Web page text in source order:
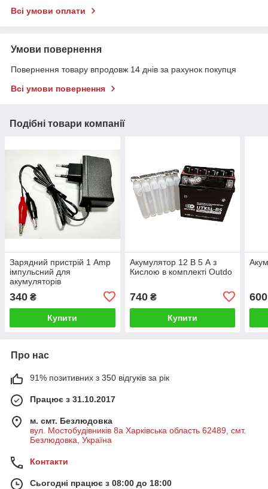
Всі умови оплати
Умови повернення
Повернення товару впродовж 14 днів за рахунок покупця
Всі умови повернення
Подібні товари компанії
Зарядний пристрій 1 Amp
імпульсний для
акумуляторів
340 ₴
Купити
Акумулятор 12 В 5 А з
Кислою в комплекті Outdo
740₴
Купити
600
Про нас
91% позитивних з 350 відгуків за рік
Працює з 31.10.2017
м. смт. Безлюдовка
вул. Мостобудівників 8а Харківська область 62489, смт.
Безлюдовка, Україна
Контакти
Сьогодні працює з 08:00 до 18:00